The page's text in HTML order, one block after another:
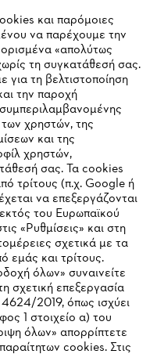
#STIHL
NICHT
και παρόμοιες
να παρέχουμε την
«απολύτως
τη συγκατάθεσή σας.
τη βελτιστοποίηση
την παροχή
χρηστών, της
και της
χρηστών,
σας. Τα cookies
τρίτους (π.χ. Google ή
να επεξεργάζονται
του Ευρωπαϊκού
«Ρυθμίσεις» και στη
σχετικά με τα
εμάς και τρίτους.
όλων» συναινείτε
σχετική επεξεργασία
2019, όπως ισχύει
1 στοιχείο α) του
όλων» απορρίπτετε
cookies. Στις